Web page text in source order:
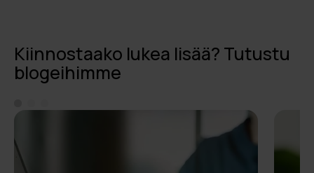
Kiinnostaako lukea lisää? Tutustu
blogeihimme